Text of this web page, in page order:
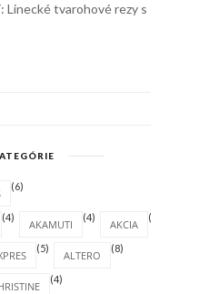
Linecké tvarohové rezy s
(6)
(4)
AKAMUTI
(4)
AKCIA
(1)
(5)
ALTERO
(8)
(4)